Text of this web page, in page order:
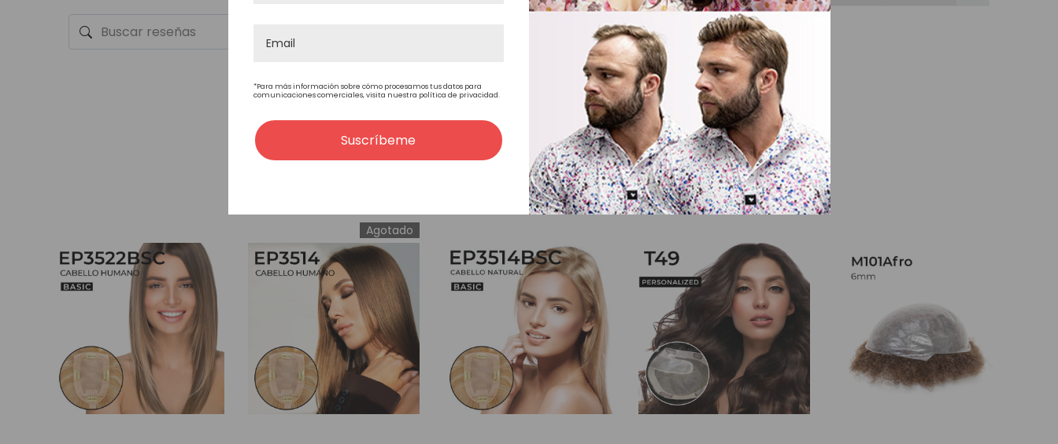
Productos Relacionados
Agotado
*Para más información sobre cómo procesamos tus datos para
comunicaciones comerciales, visita nuestra política de privacidad.
Suscríbeme